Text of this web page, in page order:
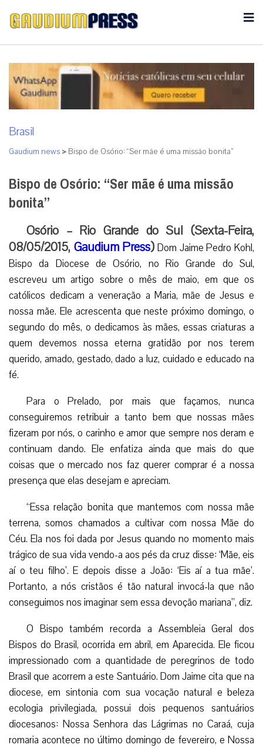
Brasil
Gaudium news > Bispo de Osório: “Ser mãe é uma missão bonita”
Bispo de Osório: “Ser mãe é uma missão
bonita”
Osório – Rio Grande do Sul (Sexta-Feira,
08/05/2015, Gaudium Press) Dom Jaime Pedro Kohl,
Bispo da Diocese de Osório, no Rio Grande do Sul,
escreveu um artigo sobre o mês de maio, em que os
católicos dedicam a veneração a Maria, mãe de Jesus e
nossa mãe. Ele acrescenta que neste próximo domingo, o
segundo do mês, o dedicamos às mães, essas criaturas a
quem devemos nossa eterna gratidão por nos terem
querido, amado, gestado, dado a luz, cuidado e educado na
fé.
Para o Prelado, por mais que façamos, nunca
conseguiremos retribuir a tanto bem que nossas mães
fizeram por nós, o carinho e amor que sempre nos deram e
continuam dando. Ele enfatiza ainda que mais do que
coisas que o mercado nos faz querer comprar é a nossa
presença que elas desejam e apreciam.
“Essa relação bonita que mantemos com nossa mãe
terrena, somos chamados a cultivar com nossa Mãe do
Céu. Ela nos foi dada por Jesus quando no momento mais
trágico de sua vida vendo-a aos pés da cruz disse: ‘Mãe, eis
aí o teu filho’. E depois disse a João: ‘Eis aí a tua mãe’.
Portanto, a nós cristãos é tão natural invocá-la que não
conseguimos nos imaginar sem essa devoção mariana”, diz.
O Bispo também recorda a Assembleia Geral dos
Bispos do Brasil, ocorrida em abril, em Aparecida. Ele ficou
impressionado com a quantidade de peregrinos de todo
Brasil que acorrem a este Santuário. Dom Jaime cita que na
diocese, em sintonia com sua vocação natural e beleza
ecologia privilegiada, possui dois pequenos santuários
diocesanos: Nossa Senhora das Lágrimas no Caraá, cuja
romaria acontece no último domingo de fevereiro, e Nossa